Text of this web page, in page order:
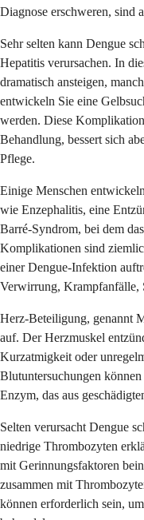
Diagnose erschweren, sind
Sehr selten kann Dengue
Hepatitis verursachen. In
dramatisch ansteigen,
entwickeln Sie eine
werden. Diese
Behandlung, bessert sich
Pflege.
Einige Menschen
wie Enzephalitis, eine
Barré-Syndrom, bei dem
Komplikationen sind
einer Dengue-Infektion
Verwirrung, Krampfanfälle,
Herz-Beteiligung, genannt
auf. Der Herzmuskel
Kurzatmigkeit oder
Blutuntersuchungen
Enzym, das aus
Selten verursacht Dengue
niedrige Thrombozyten
mit Gerinnungsfaktoren
zusammen mit
können erforderlich sein,